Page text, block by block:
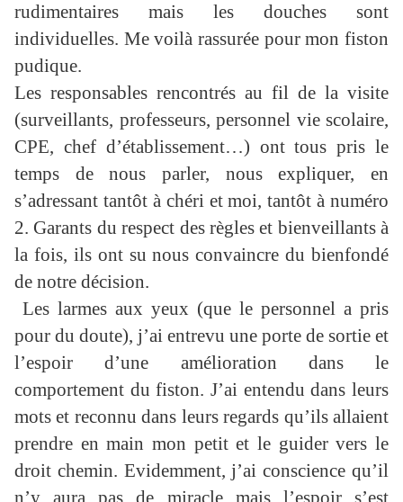
rudimentaires mais les douches sont
individuelles. Me voilà rassurée pour mon fiston
pudique.
Les responsables rencontrés au fil de la visite
(surveillants, professeurs, personnel vie scolaire,
CPE, chef d’établissement…) ont tous pris le
temps de nous parler, nous expliquer, en
s’adressant tantôt à chéri et moi, tantôt à numéro
2. Garants du respect des règles et bienveillants à
la fois, ils ont su nous convaincre du bienfondé
de notre décision.
Les larmes aux yeux (que le personnel a pris
pour du doute), j’ai entrevu une porte de sortie et
l’espoir d’une amélioration dans le
comportement du fiston. J’ai entendu dans leurs
mots et reconnu dans leurs regards qu’ils allaient
prendre en main mon petit et le guider vers le
droit chemin. Evidemment, j’ai conscience qu’il
n’y aura pas de miracle mais l’espoir s’est